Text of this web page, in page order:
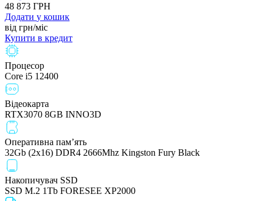
48 873 ГРН
Додати у кошик
від грн/мiс
Купити в кредит
Процесор
Core i5 12400
Відеокарта
RTX3070 8GB INNO3D
Оперативна пам’ять
32Gb (2x16) DDR4 2666Mhz Kingston Fury Black
Накопичувач SSD
SSD M.2 1Tb FORESEE XP2000